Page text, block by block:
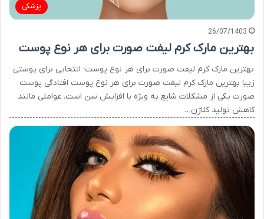
پزشکی
26/07/1403
بهترین مارک کرم لیفت صورت برای هر نوع پوست
بهترین مارک کرم لیفت صورت برای هر نوع پوست؛ انتخابی برای پوستی
زیبا بهترین مارک کرم لیفت صورت برای هر نوع پوست افتادگی پوست
صورت یکی از مشکلات شایع به ویژه با افزایش سن است. عواملی مانند
کاهش تولید کلاژن…